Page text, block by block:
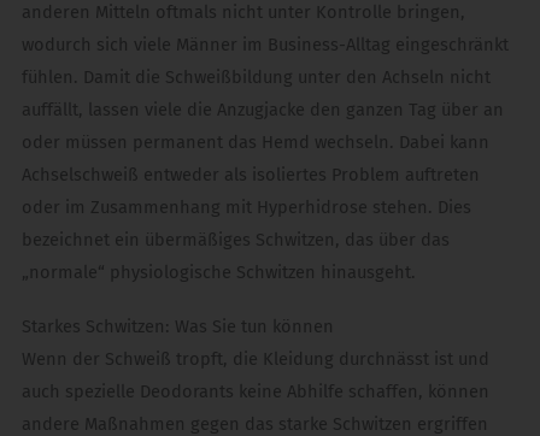
anderen Mitteln oftmals nicht unter Kontrolle bringen,
wodurch sich viele Männer im Business-Alltag eingeschränkt
fühlen. Damit die Schweißbildung unter den Achseln nicht
auffällt, lassen viele die Anzugjacke den ganzen Tag über an
oder müssen permanent das Hemd wechseln. Dabei kann
Achselschweiß entweder als isoliertes Problem auftreten
oder im Zusammenhang mit Hyperhidrose stehen. Dies
bezeichnet ein übermäßiges Schwitzen, das über das
„normale“ physiologische Schwitzen hinausgeht.
Starkes Schwitzen: Was Sie tun können
Wenn der Schweiß tropft, die Kleidung durchnässt ist und
auch spezielle Deodorants keine Abhilfe schaffen, können
andere Maßnahmen gegen das starke Schwitzen ergriffen